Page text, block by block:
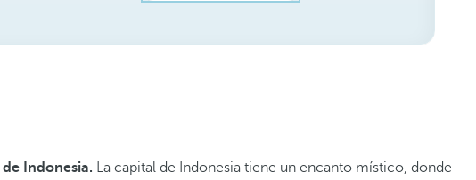
de Indonesia. La capital de Indonesia tiene un encanto místico, donde